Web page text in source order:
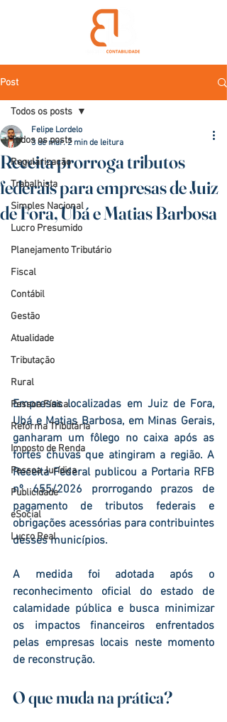
Post
Todos os posts
Regularização
Trabalhista
Simples Nacional
Lucro Presumido
Planejamento Tributário
Fiscal
Contábil
Gestão
Atualidade
Tributação
Rural
Pessoa Física
Reforma Tributária
Imposto de Renda
Pessoa Jurídica
Publicidade
eSocial
Lucro Real
Todos os posts
Receita prorroga tributos
federais para empresas de Juiz
de Fora, Ubá e Matias Barbosa
Felipe Lordelo
3 de mar. 2 min de leitura
Empresas localizadas em Juiz de Fora,
Ubá e Matias Barbosa, em Minas Gerais,
ganharam um fôlego no caixa após as
fortes chuvas que atingiram a região. A
Receita Federal publicou a Portaria RFB
nº 655/2026 prorrogando prazos de
pagamento de tributos federais e
obrigações acessórias para contribuintes
desses municípios.
A medida foi adotada após o
reconhecimento oficial do estado de
calamidade pública e busca minimizar
os impactos financeiros enfrentados
pelas empresas locais neste momento
de reconstrução.
O que muda na prática?